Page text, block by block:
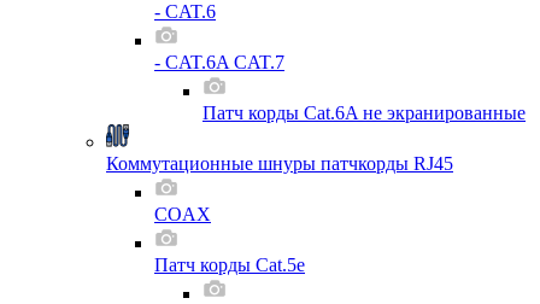
- CAT.6
- CAT.6A CAT.7
Патч корды Cat.6A не экранированные
Коммутационные шнуры патчкорды RJ45
COAX
Патч корды Cat.5e